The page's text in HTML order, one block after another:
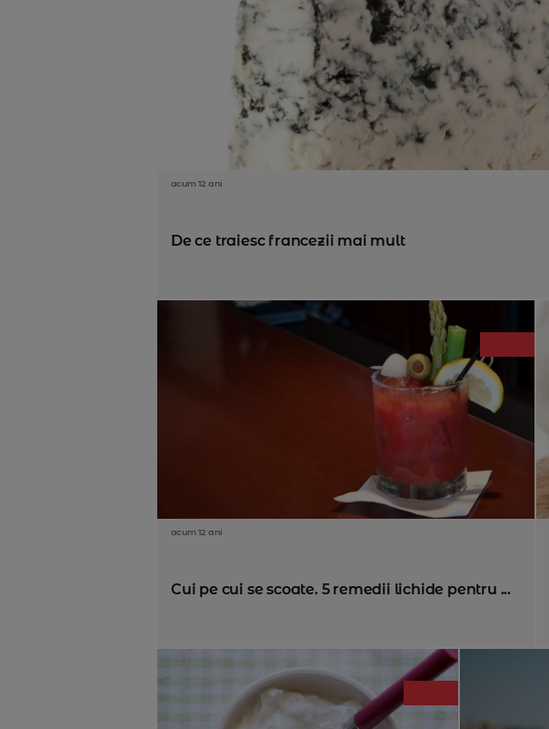
acum 12 ani
De ce traiesc francezii mai mult
acum 12 ani
Cui pe cui se scoate. 5 remedii lichide pentru ...